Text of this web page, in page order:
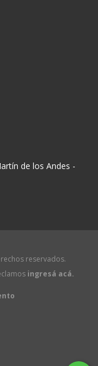
de los Andes -
reservados.
ingresá acá.